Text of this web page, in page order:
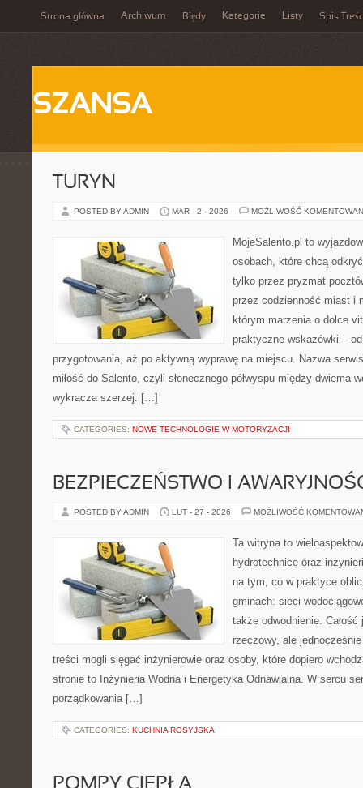
Strona główna Archiwum Błędy Kategorie Listy Spis
SZANSA
TURYN
POSTED BY ADMIN MAR - 2 - 2026 MOŻLIWOŚĆ
MojeSalento.pl to
osobach, które chcą
tylko przez pryzmat
przez codzienność miast i
którym marzenia o dolce
praktyczne wskazówki –
przygotowania, aż po aktywną wyprawę na miejscu. Nazwa
miłość do Salento, czyli słonecznego półwyspu między dwiema
wykracza szerzej: […]
CATEGORIES: NOWE TECHNOLOGIE W MOTORYZACJI
BEZPIECZEŃSTWO I
POSTED BY ADMIN LUT - 27 - 2026 MOŻLIWOŚĆ
Ta witryna to
hydrotechnice oraz
na tym, co w praktyce
gminach: sieci
także odwodnienie.
rzeczowy, ale
treści mogli sięgać inżynierowie oraz osoby, które dopiero
stronie to Inżynieria Wodna i Energetyka Odnawialna. W sercu
porządkowania […]
CATEGORIES: KUCHNIA ROSYJSKA